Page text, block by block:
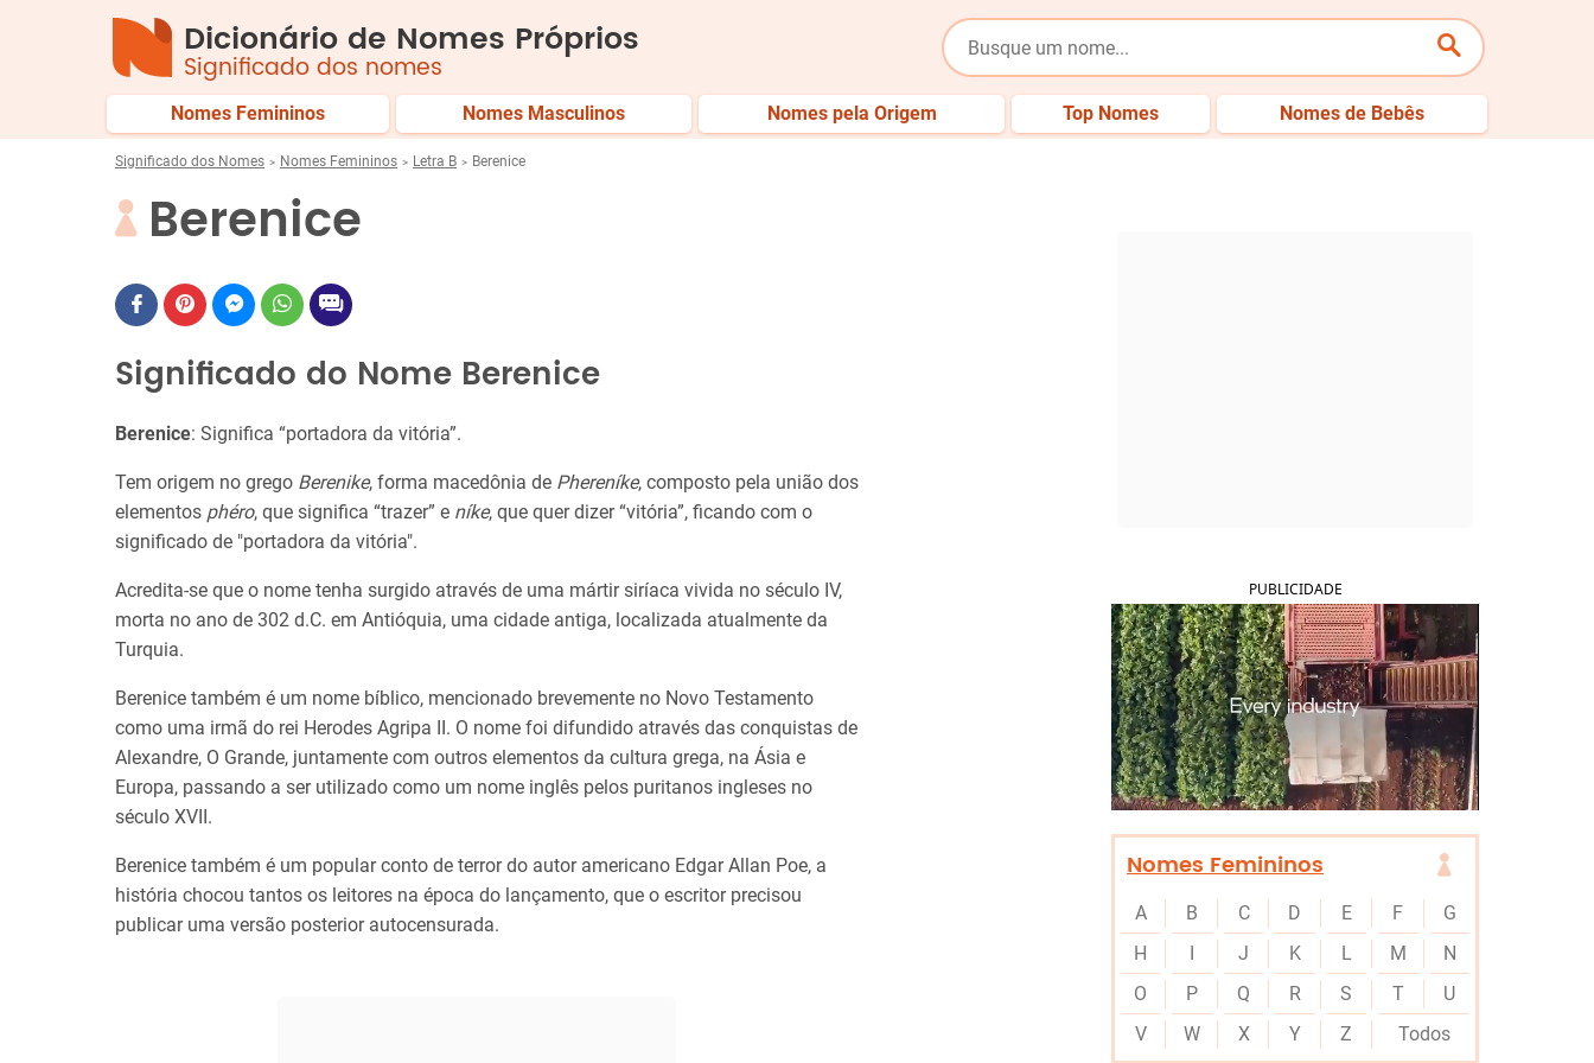
Dicionário de Nomes Próprios
Significado dos nomes
Nomes Femininos Nomes Masculinos Nomes pela Origem Top Nomes Nomes de Bebês
Significado dos Nomes Nomes Femininos Letra B Berenice
Berenice
Significado do Nome Berenice
Berenice: Significa “portadora da vitória”.
Tem origem no grego Berenike, forma macedônia de Phereníke, composto pela união dos
elementos phéro, que significa “trazer” e níke, que quer dizer “vitória”, ficando com o
significado de "portadora da vitória".
Acredita-se que o nome tenha surgido através de uma mártir siríaca vivida no século IV,
morta no ano de 302 d.C. em Antióquia, uma cidade antiga, localizada atualmente da
Turquia.
Berenice também é um nome bíblico, mencionado brevemente no Novo Testamento
como uma irmã do rei Herodes Agripa II. O nome foi difundido através das conquistas de
Alexandre, O Grande, juntamente com outros elementos da cultura grega, na Ásia e
Europa, passando a ser utilizado como um nome inglês pelos puritanos ingleses no
século XVII.
Berenice também é um popular conto de terror do autor americano Edgar Allan Poe, a
história chocou tantos os leitores na época do lançamento, que o escritor precisou
publicar uma versão posterior autocensurada.
PUBLICIDADE
Nomes Femininos
A B C D E F
G
H
I J K L M
N
O
P Q R S T
U
V
W X Y Z Todos